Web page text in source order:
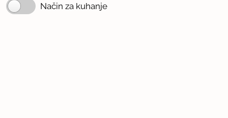
Način za kuhanje